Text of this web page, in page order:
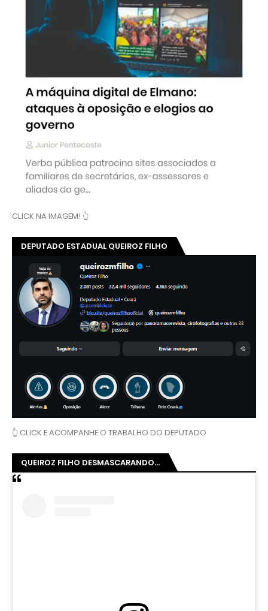
CLICK NA IMAGEM! 👆
DEPUTADO ESTADUAL QUEIROZ FILHO
👆 CLICK E ACOMPANHE O TRABALHO DO DEPUTADO
QUEIROZ FILHO DESMASCARANDO...